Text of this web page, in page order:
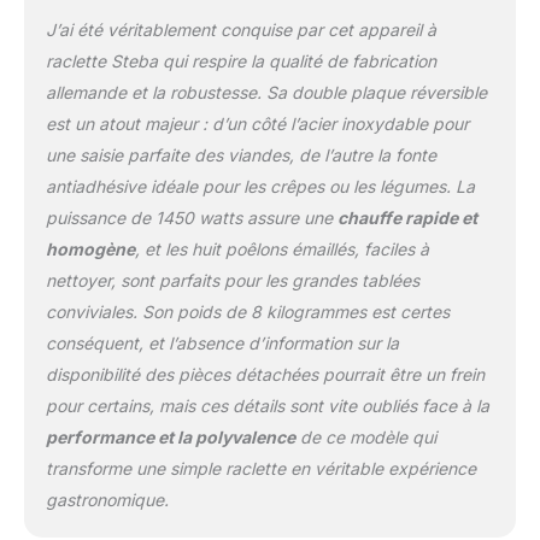
J’ai été véritablement conquise par cet appareil à
raclette Steba qui respire la qualité de fabrication
allemande et la robustesse. Sa double plaque réversible
est un atout majeur : d’un côté l’acier inoxydable pour
une saisie parfaite des viandes, de l’autre la fonte
antiadhésive idéale pour les crêpes ou les légumes. La
puissance de 1450 watts assure une chauffe rapide et
homogène, et les huit poêlons émaillés, faciles à
nettoyer, sont parfaits pour les grandes tablées
conviviales. Son poids de 8 kilogrammes est certes
conséquent, et l’absence d’information sur la
disponibilité des pièces détachées pourrait être un frein
pour certains, mais ces détails sont vite oubliés face à la
performance et la polyvalencede ce modèle qui
transforme une simple raclette en véritable expérience
gastronomique.